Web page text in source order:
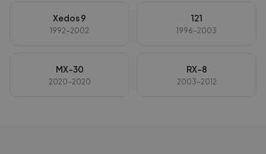
Xedos 9
1992-2002
121
1996-2003
MX-30
2020-2020
RX-8
2003-2012